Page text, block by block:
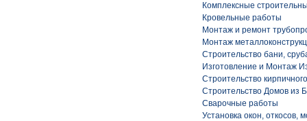
Комплексные
Кровельные работы
Монтаж и ремонт
Монтаж
Строительство бани,
Изготовление и Монтаж
Строительство
Строительство Домов из
Сварочные работы
Установка окон, откосов,